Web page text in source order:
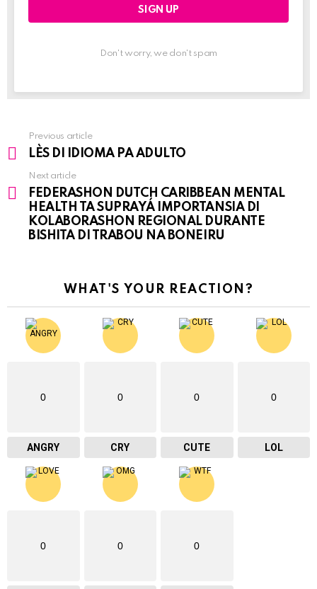
Don't worry, we don't spam
See
more
Previous article
LÈS DI IDIOMA PA ADULTO
Next article
FEDERASHON DUTCH CARIBBEAN MENTAL
HEALTH TA SUPRAYÁ IMPORTANSIA DI
KOLABORASHON REGIONAL DURANTE
BISHITA DI TRABOU NA BONEIRU
WHAT'S YOUR REACTION?
0
ANGRY
0
CRY
0
CUTE
0
LOL
0 0 0